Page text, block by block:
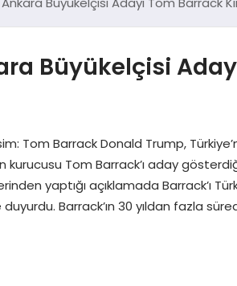
Büyükelçisi
Tom Barrack Donald Trump,
kurucusu Tom Barrack’ı aday
yaptığı açıklamada Barrack’ı
Barrack’ın 30 yıldan fazla